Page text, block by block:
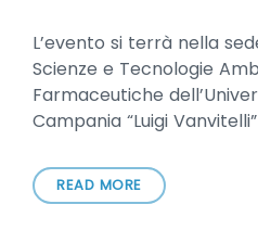
L’evento si terrà nella
Scienze e Tecnologie
Farmaceutiche
Campania “Luigi Vanvitelli”
READ MORE